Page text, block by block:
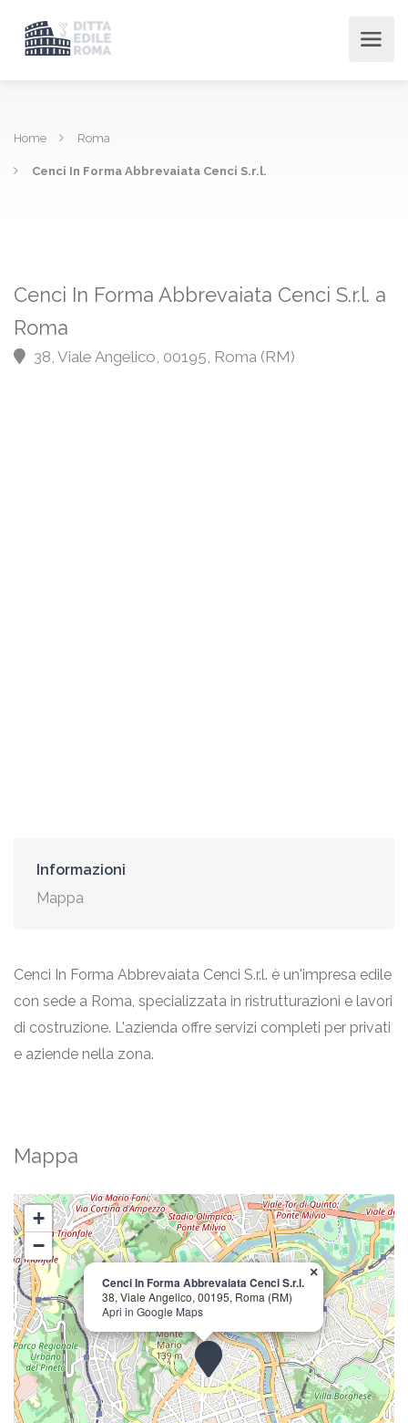
Home Roma
Cenci In Forma Abbrevaiata Cenci S.r.l.
Cenci In Forma Abbrevaiata Cenci S.r.l. a
Roma
38, Viale Angelico, 00195, Roma (RM)
Informazioni
Mappa
Cenci In Forma Abbrevaiata Cenci S.r.l. è un'impresa edile
con sede a Roma, specializzata in ristrutturazioni e lavori
di costruzione. L'azienda offre servizi completi per privati
e aziende nella zona.
Mappa
Cenci In Forma Abbrevaiata Cenci S.r.l.
38, Viale Angelico, 00195, Roma (RM)
Apri in Google Maps
×
+
−